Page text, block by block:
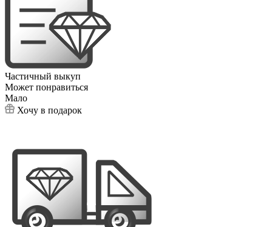
Частичный выкуп
Может понравиться
Мало
Хочу в подарок